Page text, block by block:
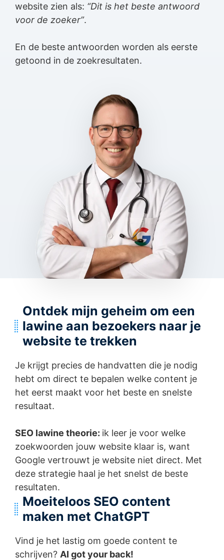
website zien als: “Dit is het beste antwoord
voor de zoeker”.
En de beste antwoorden worden als eerste
getoond in de zoekresultaten.
Ontdek mijn geheim om een
lawine aan bezoekers naar je
website te trekken
Je krijgt precies de handvatten die je nodig
hebt om direct te bepalen welke content je
het eerst maakt voor het beste en snelste
resultaat.
SEO lawine theorie: ik leer je voor welke
zoekwoorden jouw website klaar is, want
Google vertrouwt je website niet direct. Met
deze strategie haal je het snelst de beste
resultaten.
Moeiteloos SEO content
maken met ChatGPT
Vind je het lastig om goede content te
schrijven? AI got your back!